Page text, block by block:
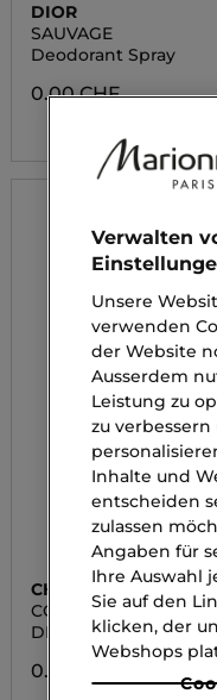
DIOR
SAUVAGE
Deodorant Spray
0.00 CHF
CHANEL
COCO
DEODORANT SPRAY
0.00 CHF
Verwalten
Unsere
verwenden
der Website
Ausserdem
Leistung zu
zu
Inhalte und
entscheiden
zulassen
Angaben für
Ihre Auswahl
Sie auf den
klicken, der
Webshops